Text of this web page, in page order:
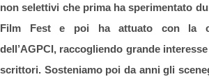
non selettivi che prima ha sperimentato
Film Fest e poi ha attuato con la
dell’AGPCI, raccogliendo grande
scrittori. Sosteniamo poi da anni gli